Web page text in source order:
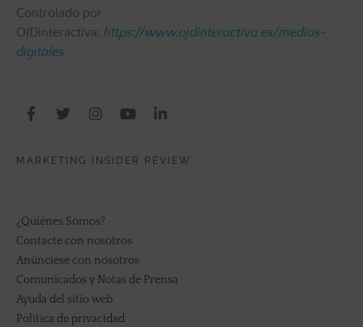
Controlado por
OJDinteractiva: https://www.ojdinteractiva.es/medios-
digitales
MARKETING INSIDER REVIEW
¿Quiénes Somos?
Contacte con nosotros
Anúnciese con nosotros
Comunicados y Notas de Prensa
Ayuda del sitio web
Política de privacidad